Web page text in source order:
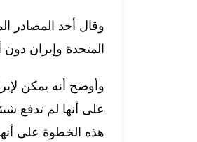
وقال أحد المصادر
المتحدة وإيران
وأوضح أنه يمكن
على أنها لم تدفع
هذه الخطوة ‌على